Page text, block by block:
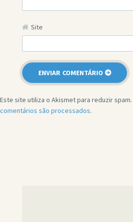
Site
Este site utiliza o Akismet para reduzir spam.
comentários são processados.